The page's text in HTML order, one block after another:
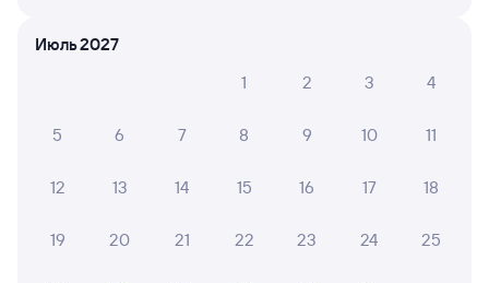
Билеты на поезд в Кизнер
Июль 2027
1
2 3 4
5 6 7 8 9 10 11
12 13 14 15 16 17 18
19 20 21 22 23 24 25